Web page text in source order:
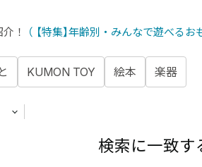
！ （ 【特集】年齢別 ・ みんなで遊べるお
KUMON TOY 絵本 楽器
検索に一致す